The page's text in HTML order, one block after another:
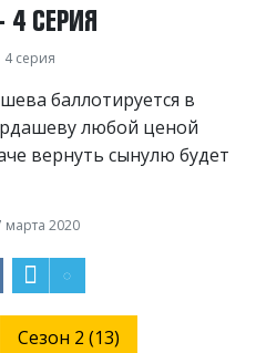
4 СЕРИЯ
4 серия
баллотируется в
любой ценой
вернуть сынулю будет
марта 2020
Сезон 2 (13)